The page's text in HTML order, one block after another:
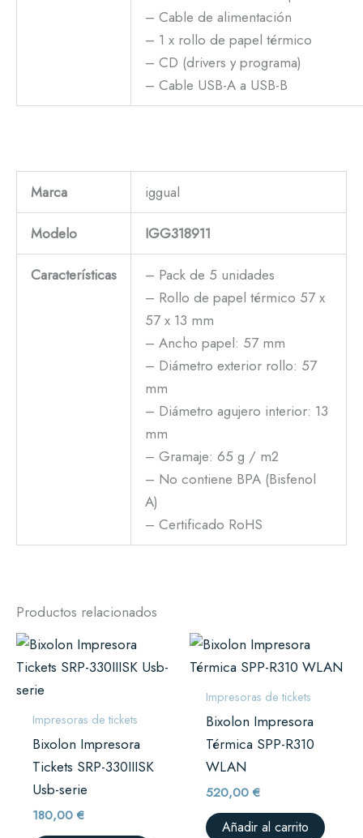
– Cable de alimentación
– 1 x rollo de papel térmico
– CD (drivers y programa)
– Cable USB-A a USB-B
Marca iggual
Modelo IGG318911
Características
– Pack de 5 unidades
– Rollo de papel térmico 57 x
57 x 13 mm
– Ancho papel: 57 mm
– Diámetro exterior rollo: 57
mm
– Diámetro agujero interior: 13
mm
– Gramaje: 65 g / m2
– No contiene BPA (Bisfenol
A)
– Certificado RoHS
Productos relacionados
Impresoras de tickets
Bixolon Impresora
Tickets SRP-330IIISK
Usb-serie
180,00€
Impresoras de tickets
Bixolon Impresora
Térmica SPP-R310
WLAN
520,00€
Añadir al carrito